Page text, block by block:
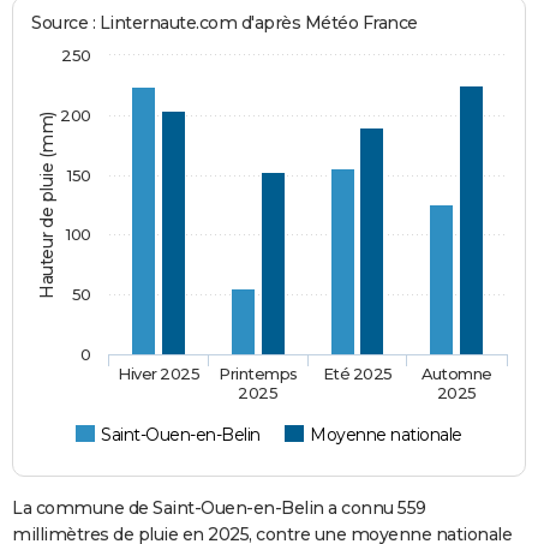
Hauteur de pluie (mm)
Source : Linternaute.com d'après Météo France
Saint-Ouen-en-Belin Moyenne nationale
Hiver 2025
Printemps
2025
Eté 2025
Automne
2025
0
50
100
150
200
250
La commune de Saint-Ouen-en-Belin a connu 559
millimètres de pluie en 2025, contre une moyenne nationale